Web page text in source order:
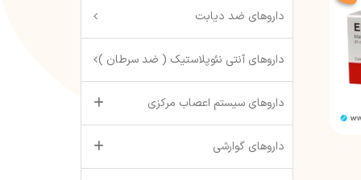
داروهای ضد دیابت
داروهای آنتی نئوپلاستیک ( ضد سرطان )
داروهای سیستم اعصاب مرکزی
داروهای گوارشی